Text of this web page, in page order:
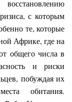
с которым
те, которые
Африке, где на
общего числа в
и риски
побуждая их
обитания.